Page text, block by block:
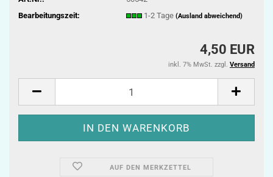
Bearbeitungszeit:
1-2 Tage (Ausland abweichend)
4,50 EUR
inkl. 7% MwSt. zzgl. Versand
AUF DEN MERKZETTEL